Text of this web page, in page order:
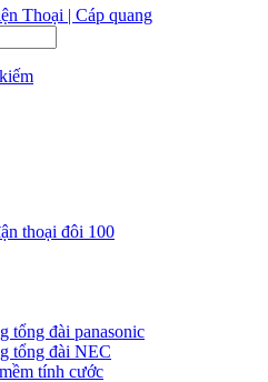
thoại đôi 100
tổng đài panasonic
tổng đài NEC
tính cước